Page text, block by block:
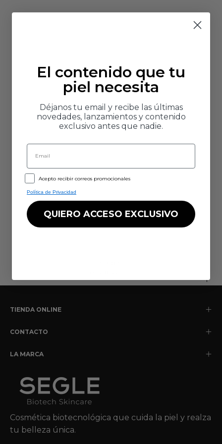
TIENDA ONLINE
CONTACTO
LA MARCA
Cosmética biotecnológica que cuida la piel y realza
tu belleza única.
El contenido que tu
piel necesita
Déjanos tu email y recibe las últimas
novedades, lanzamientos y contenido
exclusivo antes que nadie.
Email
GDPRAcepto recibir correos promocionales
Política de Privacidad
QUIERO ACCESO EXCLUSIVO